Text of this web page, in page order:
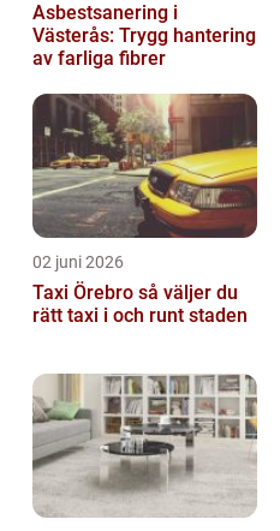
Asbestsanering i
Västerås: Trygg hantering
av farliga fibrer
02 juni 2026
Taxi Örebro så väljer du
rätt taxi i och runt staden